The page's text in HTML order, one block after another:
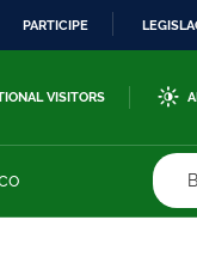
PARTICIPE
VISITORS